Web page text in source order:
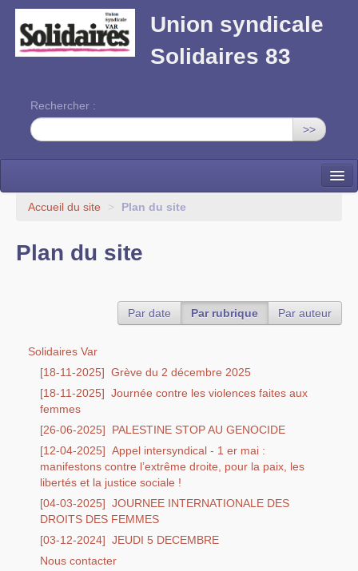
Union syndicale
Solidaires 83
Rechercher :
>>
Solidaires Var
Archives
Agenda
squelette
galerie
Accueil du site > Plan du site
Plan du site
Par date Par rubrique Par auteur
Solidaires Var
[18-11-2025] Grève du 2 décembre 2025
[18-11-2025] Journée contre les violences faites aux
femmes
[26-06-2025]
PALESTINE STOP AU GENOCIDE
[12-04-2025] Appel intersyndical - 1 er mai :
manifestons contre l’extrême droite, pour la paix, les
libertés et la justice sociale !
[04-03-2025] JOURNEE INTERNATIONALE DES
DROITS DES FEMMES
[03-12-2024] JEUDI 5 DECEMBRE
Nous contacter